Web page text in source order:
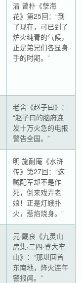
清 曾朴《孽海
花》第25回：“到
了现在，可已到了
炉火纯青的气候，
正是弟兄们各显身
手的时期。”
老舍《赵子曰》：
“赵子曰的脑府连
发十万火急的电报
警告全国。”
明 施耐庵《水浒
传》第27回：“这
贼配军却不是作
死，倒来戏弄老
娘！正是灯蛾扑
火，惹焰烧身。”
元·戴良《九灵山
房集·二四·登大牢
山》：“那堪回首
东南地，烽火连年
警报闻。”